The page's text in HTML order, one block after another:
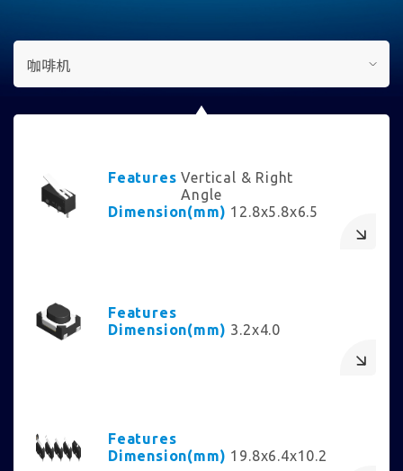
Features Vertical & Right
Angle
Dimension(mm) 12.8x5.8x6.5
Features
Dimension(mm) 3.2x4.0
Features
Dimension(mm) 19.8x6.4x10.2